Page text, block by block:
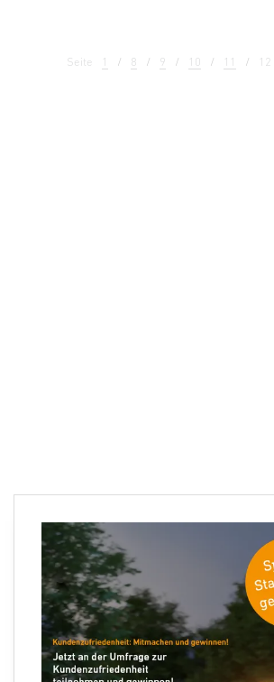
Seite 1 8 9 10 11 12
Ihre E-Mail Adresse